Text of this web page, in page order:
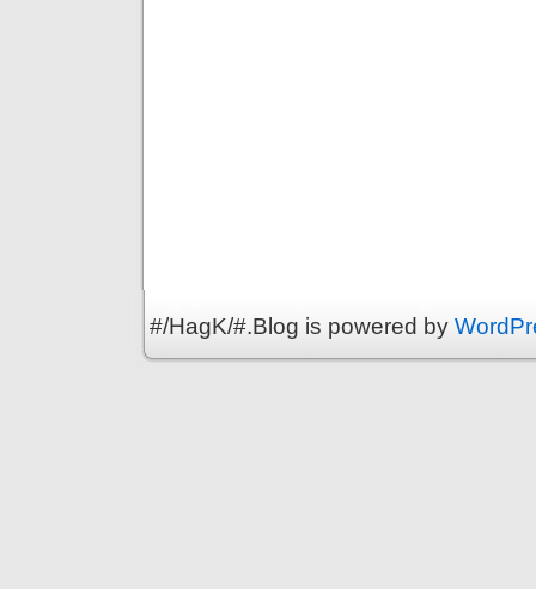
#/HagK/#.Blog is powered by